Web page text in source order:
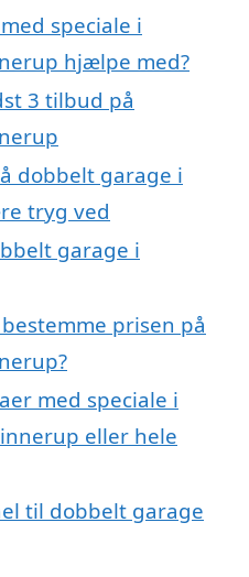
speciale i
hjælpe med?
3 tilbud på
dobbelt garage i
tryg ved
garage i
prisen på
med speciale i
eller hele
til dobbelt garage